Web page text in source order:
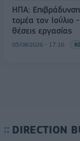
ΗΠΑ:
τομέα τον
θέσεις εργασίας
05/08/2026 - 17:16
DIRECTION